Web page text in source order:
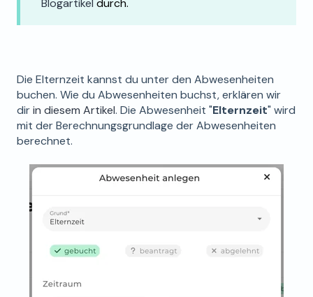
Blogartikel durch.
Die Elternzeit kannst du unter den Abwesenheiten
buchen. Wie du Abwesenheiten buchst, erklären wir
dirin diesem Artikel. Die Abwesenheit "Elternzeit" wird
mit der Berechnungsgrundlage der Abwesenheiten
berechnet.